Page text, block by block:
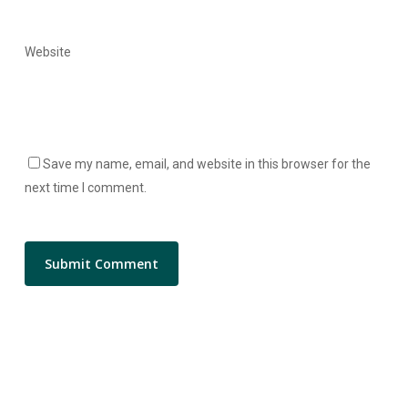
Website
Save my name, email, and website in this browser for the
next time I comment.